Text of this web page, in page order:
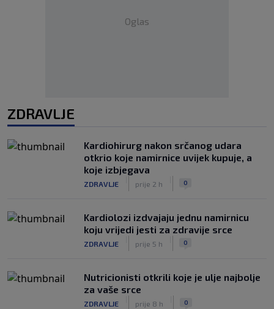
Oglas
ZDRAVLJE
Kardiohirurg nakon srčanog udara
otkrio koje namirnice uvijek kupuje, a
koje izbjegava
ZDRAVLJE prije 2 h 0
Kardiolozi izdvajaju jednu namirnicu
koju vrijedi jesti za zdravije srce
ZDRAVLJE prije 5 h 0
Nutricionisti otkrili koje je ulje najbolje
za vaše srce
ZDRAVLJE prije 8 h 0